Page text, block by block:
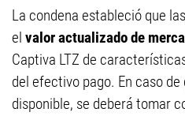
La condena estableció que
el valor actualizado de
Captiva LTZ de
del efectivo pago. En caso
disponible, se deberá tomar